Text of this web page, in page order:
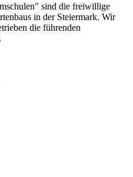
sind die freiwillige
in der Steiermark. Wir
die führenden